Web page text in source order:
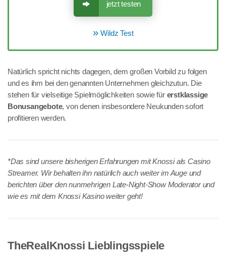
jetzt testen
Wildz Test
Natürlich spricht nichts dagegen, dem großen Vorbild zu folgen
und es ihm bei den genannten Unternehmen gleichzutun. Die
stehen für vielseitige Spielmöglichkeiten sowie für erstklassige
Bonusangebote, von denen insbesondere Neukunden sofort
profitieren werden.
*Das sind unsere bisherigen Erfahrungen mit Knossi als Casino
Streamer. Wir behalten ihn natürlich auch weiter im Auge und
berichten über den nunmehrigen Late-Night-Show Moderator und
wie es mit dem Knossi Kasino weiter geht!
TheRealKnossi Lieblingsspiele